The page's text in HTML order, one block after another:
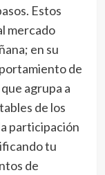
Estos
mercado
en su
de
agrupa a
de los
participación
tu
de